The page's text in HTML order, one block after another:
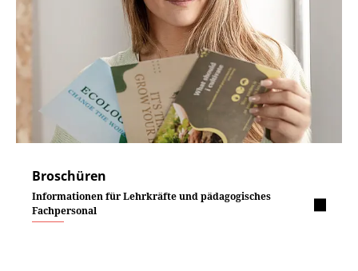
Broschüren
Informationen für Lehrkräfte und pädagogisches
Fachpersonal